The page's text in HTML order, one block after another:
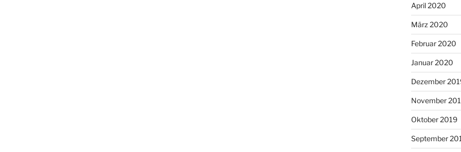
April 2020
März 2020
Februar 2020
Januar 2020
Dezember
November
Oktober 2019
September